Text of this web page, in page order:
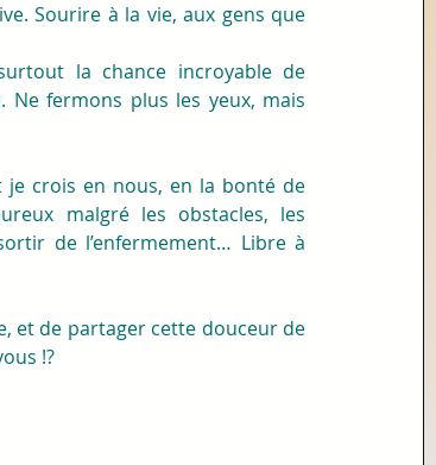
Sourire à la vie, aux gens que
la chance incroyable de
Ne fermons plus les yeux, mais
je crois en nous, en la bonté de
malgré les obstacles, les
de l’enfermement… Libre à
et de partager cette douceur de
!?